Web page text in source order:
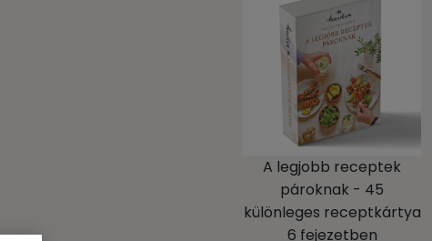
A legjobb receptek
pároknak - 45
különleges receptkártya
6 fejezetben